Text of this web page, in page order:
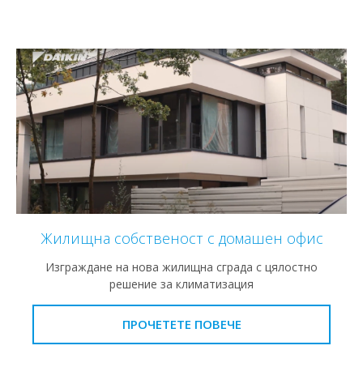
Жилищна собственост с домашен офис
Изграждане на нова жилищна сграда с цялостно
решение за климатизация
ПРОЧЕТЕТЕ ПОВЕЧЕ